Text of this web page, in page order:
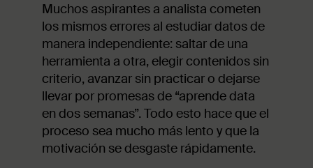
Muchos aspirantes a analista cometen
los mismos errores al estudiar datos de
manera independiente: saltar de una
herramienta a otra, elegir contenidos sin
criterio, avanzar sin practicar o dejarse
llevar por promesas de “aprende data
en dos semanas”. Todo esto hace que el
proceso sea mucho más lento y que la
motivación se desgaste rápidamente.